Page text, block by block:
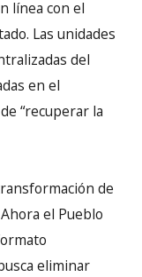
línea con el
Las unidades
del
en el
“recuperar la
de
el Pueblo
eliminar